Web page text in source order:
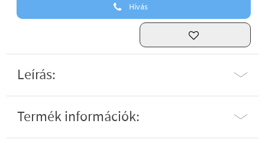
Hívás
Leírás:
Termék információk: